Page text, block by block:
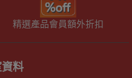
精選產品會員額外折扣
料